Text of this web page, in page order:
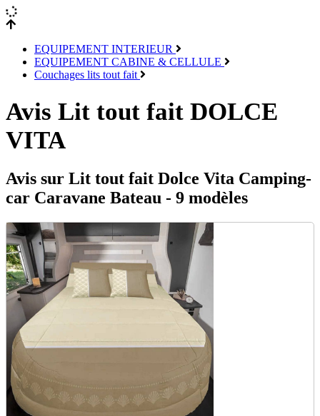
EQUIPEMENT INTERIEUR
EQUIPEMENT CABINE & CELLULE
Couchages lits tout fait
Avis Lit tout fait DOLCE
VITA
Avis sur Lit tout fait Dolce Vita Camping-
car Caravane Bateau - 9 modèles